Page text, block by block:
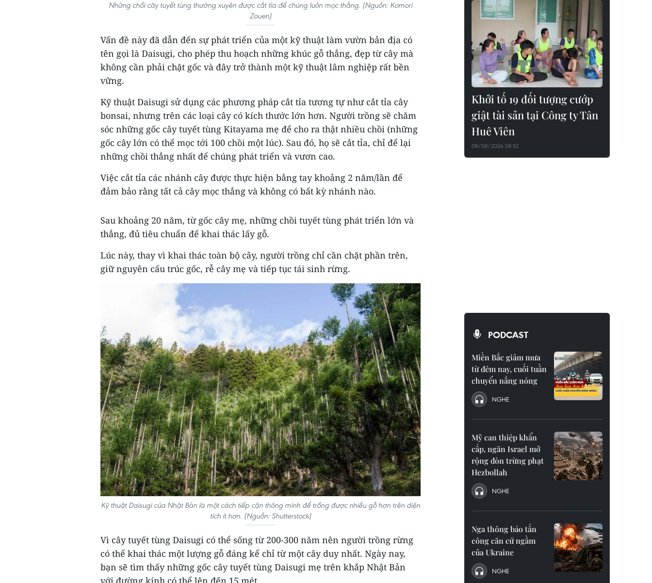
Những chồi cây tuyết tùng thường xuyên được cắt tỉa để chúng luôn mọc thẳng. (Nguồn: Komori
Zouen)
Vấn đề này đã dẫn đến sự phát triển của một kỹ thuật làm vườn bản địa có
tên gọi là Daisugi, cho phép thu hoạch những khúc gỗ thẳng, đẹp từ cây mà
không cần phải chặt gốc và đây trở thành một kỹ thuật lâm nghiệp rất bền
vững.
Kỹ thuật Daisugi sử dụng các phương pháp cắt tỉa tương tự như cắt tỉa cây
bonsai, nhưng trên các loại cây có kích thước lớn hơn. Người trồng sẽ chăm
sóc những gốc cây tuyết tùng Kitayama mẹ để cho ra thật nhiều chồi (những
gốc cây lớn có thể mọc tới 100 chồi một lúc). Sau đó, họ sẽ cắt tỉa, chỉ để lại
những chồi thẳng nhất để chúng phát triển và vươn cao.
Việc cắt tỉa các nhánh cây được thực hiện bằng tay khoảng 2 năm/lần để
đảm bảo rằng tất cả cây mọc thẳng và không có bất kỳ nhánh nào.
Sau khoảng 20 năm, từ gốc cây mẹ, những chồi tuyết tùng phát triển lớn và
thẳng, đủ tiêu chuẩn để khai thác lấy gỗ.
Lúc này, thay vì khai thác toàn bộ cây, người trồng chỉ cần chặt phần trên,
giữ nguyên cấu trúc gốc, rễ cây mẹ và tiếp tục tái sinh rừng.
Kỹ thuật Daisugi của Nhật Bản là một cách tiếp cận thông minh để trồng được nhiều gỗ hơn trên diện
tích ít hơn. (Nguồn: Shutterstock)
Vì cây tuyết tùng Daisugi có thể sống từ 200-300 năm nên người trồng rừng
có thể khai thác một lượng gỗ đáng kể chỉ từ một cây duy nhất. Ngày nay,
bạn sẽ tìm thấy những gốc cây tuyết tùng Daisugi mẹ trên khắp Nhật Bản
với đường kính có thể lên đến 15 mét.
Khởi tố 19 đối tượng cướp
giật tài sản tại Công ty Tân
Huê Viên
08/08/2026 08:52
PODCAST
Miền Bắc giảm mưa
từ đêm nay, cuối tuần
chuyển nắng nóng
NGHE
Mỹ can thiệp khẩn
cấp, ngăn Israel mở
rộng đòn trừng phạt
Hezbollah
NGHE
Nga thông báo tấn
công căn cứ ngầm
của Ukraine
NGHE